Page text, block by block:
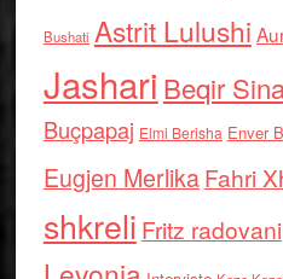
Bushati Astrit Lulushi
Jashari Beqir
Buçpapaj Elmi Berisha Enver
Eugjen MerlikaFahri
shkreli Fritz radovani